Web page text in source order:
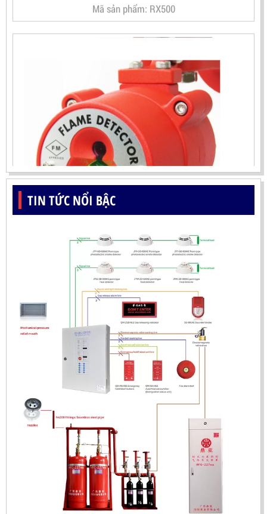
ĐẦU BÁO LỬA UV-IR CHỐNG NỔ-UX150 KOREA
LIÊN HỆ
Mã sản phẩm: UX150
TIN TỨC NỔI BẬC